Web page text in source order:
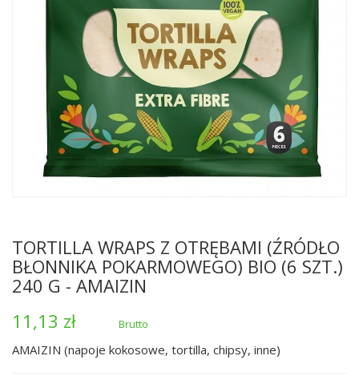
TORTILLA WRAPS Z OTRĘBAMI (ŹRÓDŁO
BŁONNIKA POKARMOWEGO) BIO (6 SZT.)
240 G - AMAIZIN
11,13 zł
Brutto
AMAIZIN (napoje kokosowe, tortilla, chipsy, inne)